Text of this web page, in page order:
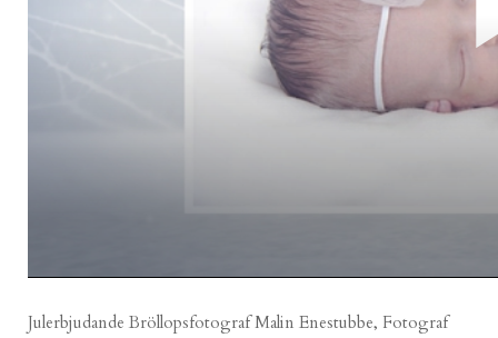
Julerbjudande Bröllopsfotograf Malin Enestubbe, Fotograf